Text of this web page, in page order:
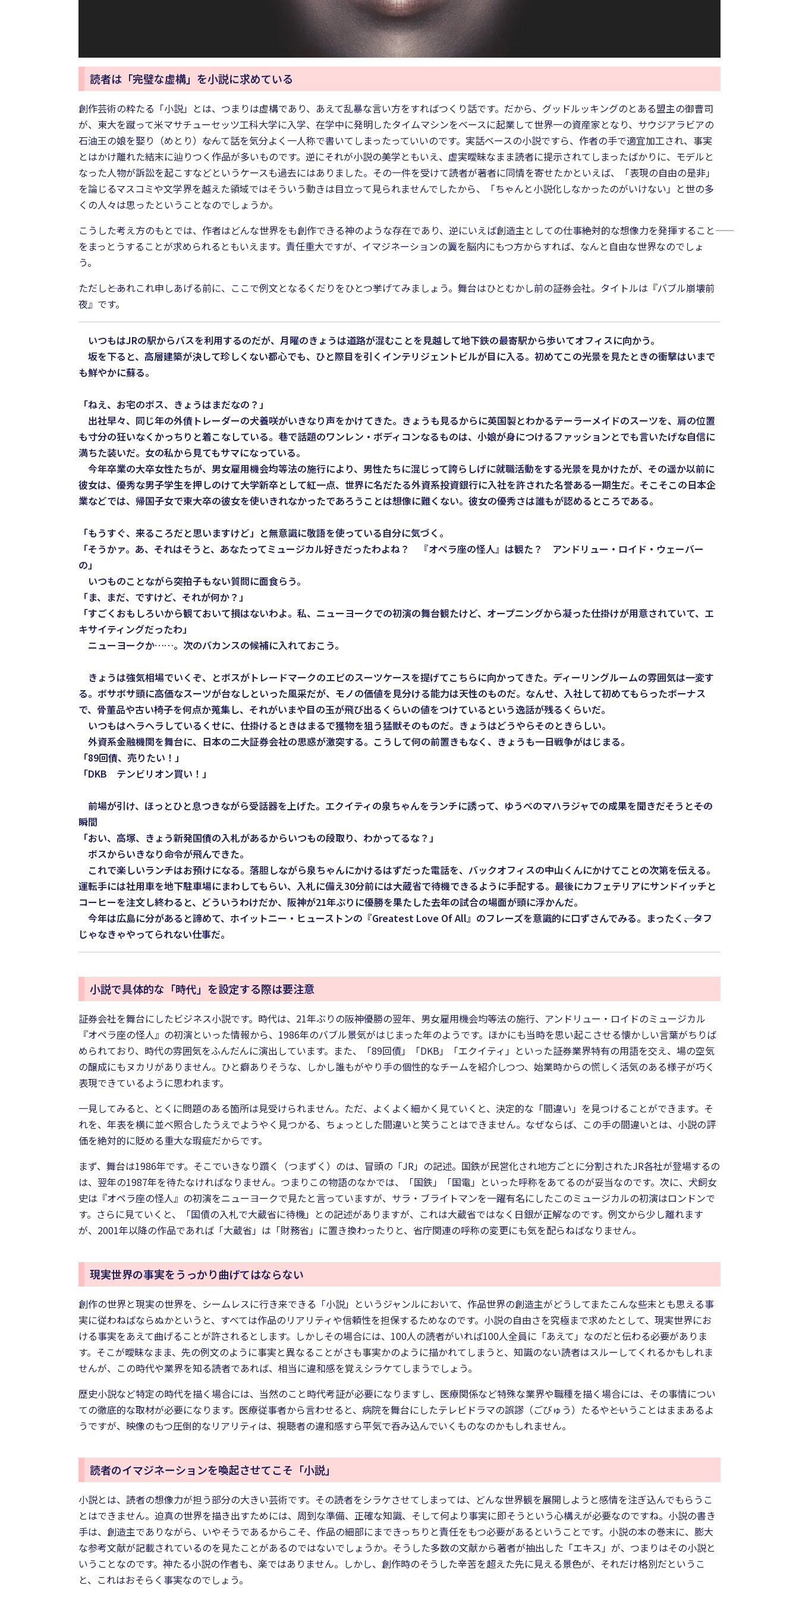
読者は「完璧な虚構」を小説に求めている
創作芸術の粋たる「小説」とは、つまりは虚構であり、あえて乱暴な言い方をすればつくり話です。だから、グッドルッキングのとある盟主の御曹司
が、東大を蹴って米マサチューセッツ工科大学に入学、在学中に発明したタイムマシンをベースに起業して世界一の資産家となり、サウジアラビアの
石油王の娘を娶り（めとり）――なんて話を気分よく一人称で書いてしまったっていいのです。実話ベースの小説ですら、作者の手で適宜加工され、事実
とはかけ離れた結末に辿りつく作品が多いものです。逆にそれが小説の美学ともいえ、虚実曖昧なまま読者に提示されてしまったばかりに、モデルと
なった人物が訴訟を起こすなどというケースも過去にはありました。その一件を受けて読者が著者に同情を寄せたかといえば、「表現の自由の是非」
を論じるマスコミや文学界を越えた領域ではそういう動きは目立って見られませんでしたから、「ちゃんと小説化しなかったのがいけない」と世の多
くの人々は思ったということなのでしょうか。
こうした考え方のもとでは、作者はどんな世界をも創作できる神のような存在であり、逆にいえば創造主としての仕事――絶対的な想像力を発揮すること――
をまっとうすることが求められるともいえます。責任重大ですが、イマジネーションの翼を脳内にもつ方からすれば、なんと自由な世界なのでしょ
う。
ただし――とあれこれ申しあげる前に、ここで例文となるくだりをひとつ挙げてみましょう。舞台はひとむかし前の証券会社。タイトルは『バブル崩壊前
夜』です。
いつもはJRの駅からバスを利用するのだが、月曜のきょうは道路が混むことを見越して地下鉄の最寄駅から歩いてオフィスに向かう。
坂を下ると、高層建築が決して珍しくない都心でも、ひと際目を引くインテリジェントビルが目に入る。初めてこの光景を見たときの衝撃はいまで
も鮮やかに蘇る。
「ねえ、お宅のボス、きょうはまだなの？」
出社早々、同じ年の外債トレーダーの犬養咲がいきなり声をかけてきた。きょうも見るからに英国製とわかるテーラーメイドのスーツを、肩の位置
も寸分の狂いなくかっちりと着こなしている。巷で話題のワンレン・ボディコンなるものは、小娘が身につけるファッションとでも言いたげな自信に
満ちた装いだ。女の私から見てもサマになっている。
今年卒業の大卒女性たちが、男女雇用機会均等法の施行により、男性たちに混じって誇らしげに就職活動をする光景を見かけたが、その遥か以前に
彼女は、優秀な男子学生を押しのけて大学新卒として紅一点、世界に名だたる外資系投資銀行に入社を許された名誉ある一期生だ。そこそこの日本企
業などでは、帰国子女で東大卒の彼女を使いきれなかったであろうことは想像に難くない。彼女の優秀さは誰もが認めるところである。
「もうすぐ、来るころだと思いますけど」と無意識に敬語を使っている自分に気づく。
「そうかァ。あ、それはそうと、あなたってミュージカル好きだったわよね？ 『オペラ座の怪人』は観た？ アンドリュー・ロイド・ウェーバー
の」
いつものことながら突拍子もない質問に面食らう。
「ま、まだ、ですけど、それが何か？」
「すごくおもしろいから観ておいて損はないわよ。私、ニューヨークでの初演の舞台観たけど、オープニングから凝った仕掛けが用意されていて、エ
キサイティングだったわ」
ニューヨークか……。次のバカンスの候補に入れておこう。
きょうは強気相場でいくぞ、とボスがトレードマークのエピのスーツケースを提げてこちらに向かってきた。ディーリングルームの雰囲気は一変す
る。ボサボサ頭に高価なスーツが台なしといった風采だが、モノの価値を見分ける能力は天性のものだ。なんせ、入社して初めてもらったボーナス
で、骨董品や古い椅子を何点か蒐集し、それがいまや目の玉が飛び出るくらいの値をつけているという逸話が残るくらいだ。
いつもはヘラヘラしているくせに、仕掛けるときはまるで獲物を狙う猛獣そのものだ。きょうはどうやらそのときらしい。
外資系金融機関を舞台に、日本の二大証券会社の思惑が激突する。こうして何の前置きもなく、きょうも一日戦争がはじまる。
「89回債、売りたい！」
「DKB テンビリオン買い！」
前場が引け、ほっとひと息つきながら受話器を上げた。エクイティの泉ちゃんをランチに誘って、ゆうべのマハラジャでの成果を聞きだそうと――その
瞬間
「おい、高塚、きょう新発国債の入札があるからいつもの段取り、わかってるな？」
ボスからいきなり命令が飛んできた。
これで楽しいランチはお預けになる。落胆しながら泉ちゃんにかけるはずだった電話を、バックオフィスの中山くんにかけてことの次第を伝える。
運転手には社用車を地下駐車場にまわしてもらい、入札に備え30分前には大蔵省で待機できるように手配する。最後にカフェテリアにサンドイッチと
コーヒーを注文し終わると、どういうわけだか、阪神が21年ぶりに優勝を果たした去年の試合の場面が頭に浮かんだ。
今年は広島に分があると諦めて、ホイットニー・ヒューストンの『Greatest Love Of All』のフレーズを意識的に口ずさんでみる。まったく――、タフ
じゃなきゃやってられない仕事だ。
小説で具体的な「時代」を設定する際は要注意
証券会社を舞台にしたビジネス小説です。時代は、21年ぶりの阪神優勝の翌年、男女雇用機会均等法の施行、アンドリュー・ロイドのミュージカル
『オペラ座の怪人』の初演といった情報から、1986年のバブル景気がはじまった年のようです。ほかにも当時を思い起こさせる懐かしい言葉がちりば
められており、時代の雰囲気をふんだんに演出しています。また、「89回債」「DKB」「エクイティ」といった証券業界特有の用語を交え、場の空気
の醸成にもヌカリがありません。ひと癖ありそうな、しかし誰もがやり手の個性的なチームを紹介しつつ、始業時からの慌しく活気のある様子が巧く
表現できているように思われます。
一見してみると、とくに問題のある箇所は見受けられません。ただ、よくよく細かく見ていくと、決定的な「間違い」を見つけることができます。そ
れを、年表を横に並べ照合したうえでようやく見つかる、ちょっとした間違いと笑うことはできません。なぜならば、この手の間違いとは、小説の評
価を絶対的に貶める重大な瑕疵だからです。
まず、舞台は1986年です。そこでいきなり躓く（つまずく）のは、冒頭の「JR」の記述。国鉄が民営化され地方ごとに分割されたJR各社が登場するの
は、翌年の1987年を待たなければなりません。つまりこの物語のなかでは、「国鉄」「国電」といった呼称をあてるのが妥当なのです。次に、犬飼女
史は『オペラ座の怪人』の初演をニューヨークで見たと言っていますが、サラ・ブライトマンを一躍有名にしたこのミュージカルの初演はロンドンで
す。さらに見ていくと、「国債の入札で大蔵省に待機」との記述がありますが、これは大蔵省ではなく日銀が正解なのです。例文から少し離れます
が、2001年以降の作品であれば「大蔵省」は「財務省」に置き換わったりと、省庁関連の呼称の変更にも気を配らねばなりません。
現実世界の事実をうっかり曲げてはならない
創作の世界と現実の世界を、シームレスに行き来できる「小説」というジャンルにおいて、作品世界の創造主がどうしてまたこんな些末とも思える事
実に従わねばならぬかというと、すべては作品のリアリティや信頼性を担保するためなのです。小説の自由さを究極まで求めたとして、現実世界にお
ける事実をあえて曲げることが許されるとします。しかしその場合には、100人の読者がいれば100人全員に「あえて」なのだと伝わる必要がありま
す。そこが曖昧なまま、先の例文のように事実と異なることがさも事実かのように描かれてしまうと、知識のない読者はスルーしてくれるかもしれま
せんが、この時代や業界を知る読者であれば、相当に違和感を覚えシラケてしまうでしょう。
歴史小説など特定の時代を描く場合には、当然のこと時代考証が必要になりますし、医療関係など特殊な業界や職種を描く場合には、その事情につい
ての徹底的な取材が必要になります。医療従事者から言わせると、病院を舞台にしたテレビドラマの誤謬（ごびゅう）たるや――ということはままあるよ
うですが、映像のもつ圧倒的なリアリティは、視聴者の違和感すら平気で呑み込んでいくものなのかもしれません。
読者のイマジネーションを喚起させてこそ「小説」
小説とは、読者の想像力が担う部分の大きい芸術です。その読者をシラケさせてしまっては、どんな世界観を展開しようと感情を注ぎ込んでもらうこ
とはできません。迫真の世界を描き出すためには、周到な準備、正確な知識、そして何より事実に即そうという心構えが必要なのですね。小説の書き
手は、創造主でありながら、いやそうであるからこそ、作品の細部にまできっちりと責任をもつ必要があるということです。小説の本の巻末に、膨大
な参考文献が記載されているのを見たことがあるのではないでしょうか。そうした多数の文献から著者が抽出した「エキス」が、つまりはその小説と
いうことなのです。神たる小説の作者も、楽ではありません。しかし、創作時のそうした辛苦を超えた先に見える景色が、それだけ格別だというこ
と、これはおそらく事実なのでしょう。